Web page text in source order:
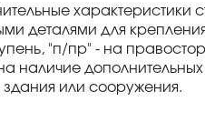
характеристики
деталями для
"п/пр" - на
наличие
здания или сооружения.